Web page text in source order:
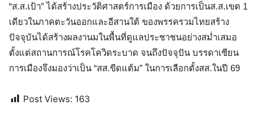
“ส.ส.เป้า” ได้สร้างประวัติศาสตร์การเมือง ด้วยการเป็นส.ส.เขต 1
เดียวในภาคตะวันออกและอีสานใต้ ของพรรครวมไทยสร้าง
ปัจจุบันได้สร้างผลงานมในพื้นที่ดูแลประชาชนอย่างสม่ำเสมอ
ตั้งแต่สถานการณ์โรคโควิดระบาด จนถึงปัจจุปัน บรรดาเซียน
การเมืองจึงมองว่าเป็น “สส.ขีดแต้ม” ในการเลือกตั้งสส.ในปี 69
Post Views: 163